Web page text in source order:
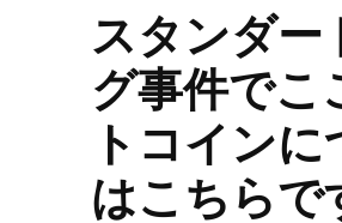
スタンダー
グ事件でこ
トコイン
はこちらで